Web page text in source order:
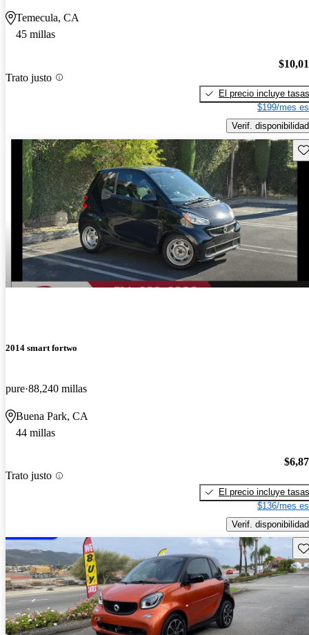
Temecula, CA
45 millas
Trato justo
El precio incluye tasas
$199/mes
Verif. disponibilidad
2014 smart fortwo
pure 88,240 millas
Buena Park, CA
44 millas
Trato justo
El precio incluye tasas
$136/mes
Verif. disponibilidad